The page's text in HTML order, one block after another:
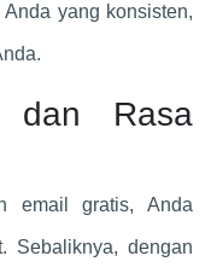
yang konsisten,
dan Rasa
email gratis, Anda
Sebaliknya, dengan